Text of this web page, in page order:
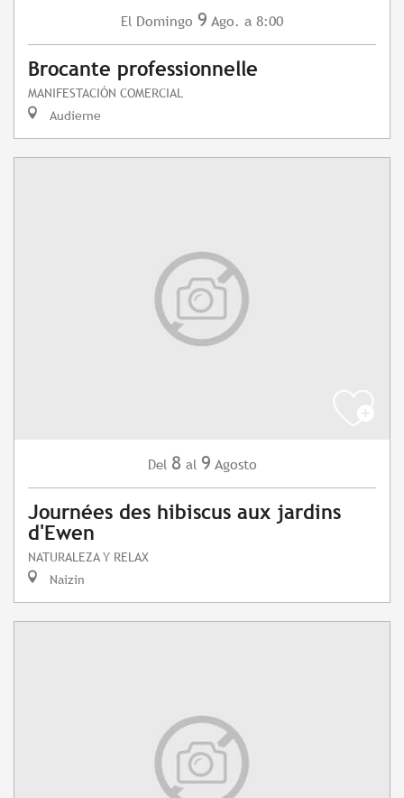
El Domingo 9 Ago. a 8:00
Brocante professionnelle
MANIFESTACIÓN COMERCIAL
Audierne
Del 8 al 9 Agosto
Journées des hibiscus aux jardins
d'Ewen
NATURALEZA Y RELAX
Naizin